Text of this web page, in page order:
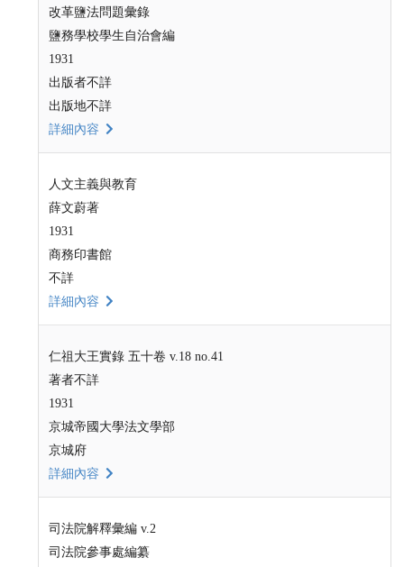
改革鹽法問題彙錄
鹽務學校學生自治會編
1931
出版者不詳
出版地不詳
詳細內容
人文主義與教育
薛文蔚著
1931
商務印書館
不詳
詳細內容
仁祖大王實錄 五十卷 v.18 no.41
著者不詳
1931
京城帝國大學法文學部
京城府
詳細內容
司法院解釋彙編 v.2
司法院參事處編纂